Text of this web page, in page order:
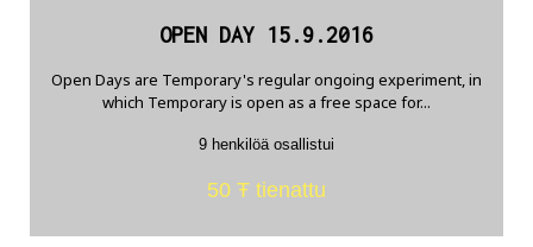
OPEN DAY 15.9.2016
Open Days are Temporary's regular ongoing experiment, in
which Temporary is open as a free space for...
9 henkilöä osallistui
50 Ŧ tienattu